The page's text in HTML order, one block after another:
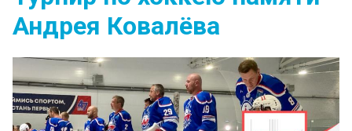
Андрея Ковалёва